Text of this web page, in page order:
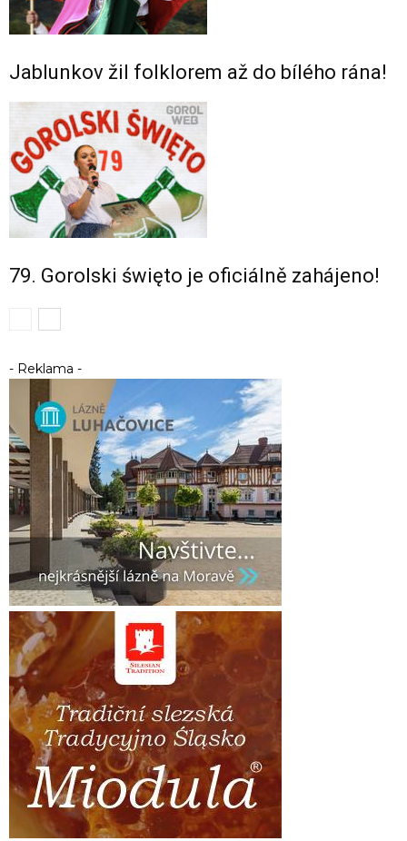
Jablunkov žil folklorem až do bílého rána!
79. Gorolski święto je oficiálně zahájeno!
- Reklama -